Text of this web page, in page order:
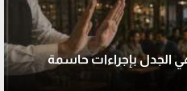
الجدل بإجراءات حاسمة